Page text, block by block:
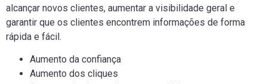
alcançar novos clientes, aumentar a visibilidade geral e
garantir que os clientes encontrem informações de forma
rápida e fácil.
Aumento da confiança
Aumento dos cliques